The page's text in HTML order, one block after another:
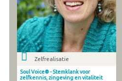
Zelfrealisatie
Soul Voice® - Stemklank voor
zelfkennis, zingeving en vitaliteit